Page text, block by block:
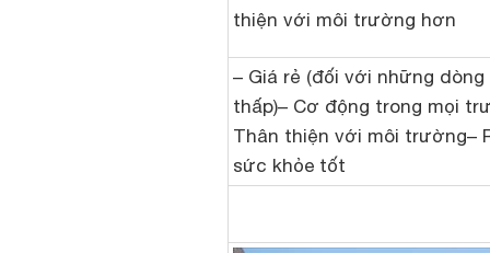
thiện với môi trường hơn
– Giá rẻ (đối với những dòng
thấp)– Cơ động trong mọi
Thân thiện với môi trường–
sức khỏe tốt